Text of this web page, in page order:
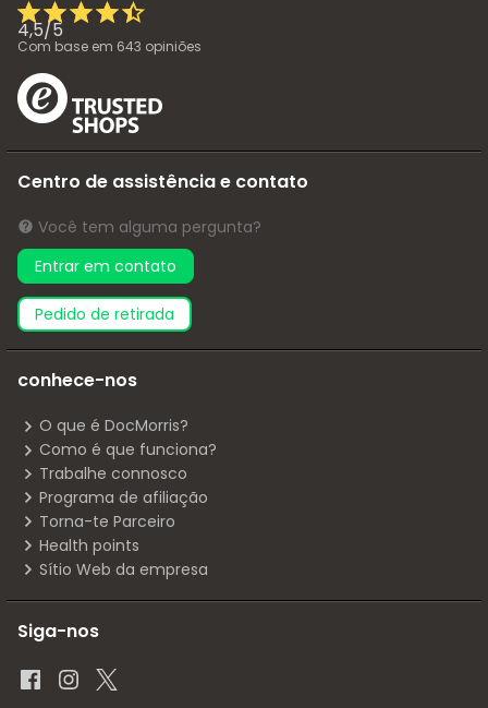
4,5/5
Com base em 643 opiniões
Centro de assistência e contato
Você tem alguma pergunta?
Entrar em contato
pedido de retirada
conhece-nos
O que é DocMorris?
Como é que funciona?
Trabalhe connosco
Programa de afiliação
Torna-te Parceiro
Health points
Sítio Web da empresa
Siga-nos